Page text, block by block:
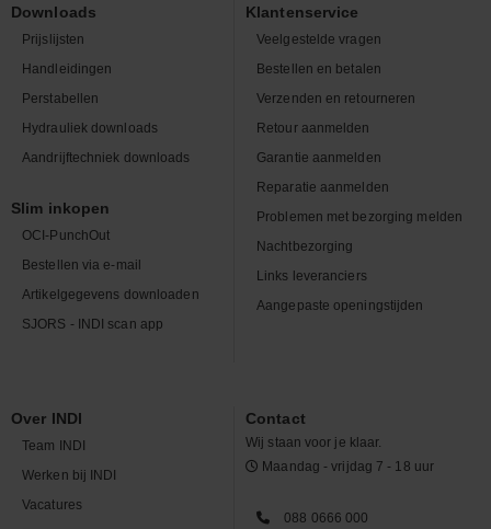
Downloads
Prijslijsten
Handleidingen
Perstabellen
Hydrauliek downloads
Aandrijftechniek downloads
Slim inkopen
OCI-PunchOut
Bestellen via e-mail
Artikelgegevens downloaden
SJORS - INDI scan app
Klantenservice
Veelgestelde vragen
Bestellen en betalen
Verzenden en retourneren
Retour aanmelden
Garantie aanmelden
Reparatie aanmelden
Problemen met bezorging melden
Nachtbezorging
Links leveranciers
Aangepaste openingstijden
Over INDI
Team INDI
Werken bij INDI
Vacatures
Contact
Wij staan voor je klaar.
Maandag - vrijdag 7 - 18 uur
088 0666 000